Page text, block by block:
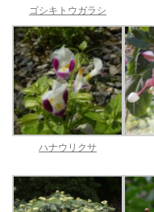
ゴシキトウガラシ
ハナウリクサ